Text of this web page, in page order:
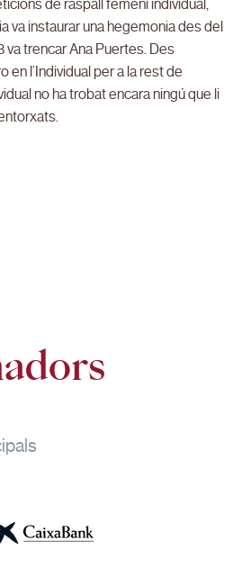
de raspall femení individual,
va instaurar una hegemonia des del
va trencar Ana Puertes. Des
en l’Individual per a la rest de
no ha trobat encara ningú que li